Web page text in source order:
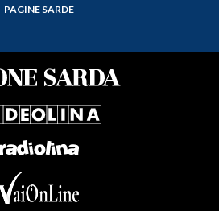
PAGINE SARDE